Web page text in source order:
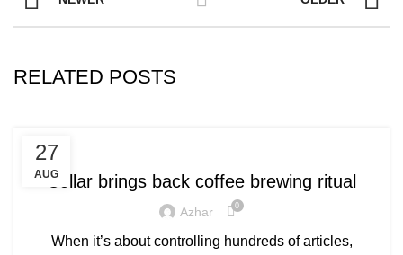
RELATED POSTS
27
AUGCollar brings back coffee brewing ritual
Azhar 0
When it’s about controlling hundreds of articles,